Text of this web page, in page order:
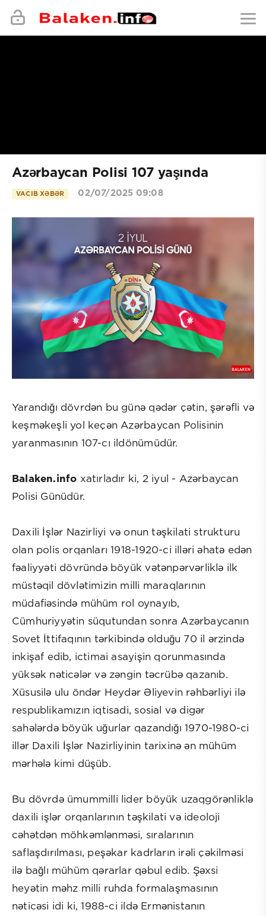
Azərbaycan Polisi 107 yaşında
VACIB XƏBƏR 02/07/2025 09:08
Yarandığı dövrdən bu günə qədər çətin, şərəfli və
keşməkeşli yol keçən Azərbaycan Polisinin
yaranmasının 107-cı ildönümüdür.
Balaken.info xatırladır ki, 2 iyul - Azərbaycan
Polisi Günüdür.
Daxili İşlər Nazirliyi və onun təşkilati strukturu
olan polis orqanları 1918-1920-ci illəri əhatə edən
fəaliyyəti dövründə böyük vətənpərvərliklə ilk
müstəqil dövlətimizin milli maraqlarının
müdafiəsində mühüm rol oynayıb,
Cümhuriyyətin süqutundan sonra Azərbaycanın
Sovet İttifaqının tərkibində olduğu 70 il ərzində
inkişaf edib, ictimai asayişin qorunmasında
yüksək nəticələr və zəngin təcrübə qazanıb.
Xüsusilə ulu öndər Heydər Əliyevin rəhbərliyi ilə
respublikamızın iqtisadi, sosial və digər
sahələrdə böyük uğurlar qazandığı 1970-1980-ci
illər Daxili İşlər Nazirliyinin tarixinə ən mühüm
mərhələ kimi düşüb.
Bu dövrdə ümummilli lider böyük uzaqgörənliklə
daxili işlər orqanlarının təşkilati və ideoloji
cəhətdən möhkəmlənməsi, sıralarının
saflaşdırılması, peşəkar kadrların irəli çəkilməsi
ilə bağlı mühüm qərarlar qəbul edib. Şəxsi
heyətin məhz milli ruhda formalaşmasının
nəticəsi idi ki, 1988-ci ildə Ermənistanın